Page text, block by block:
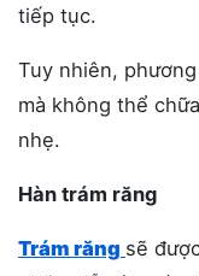
tiếp tục.
Tuy nhiên,
mà không thể
nhẹ.
Hàn trám răng
Trám răng sẽ